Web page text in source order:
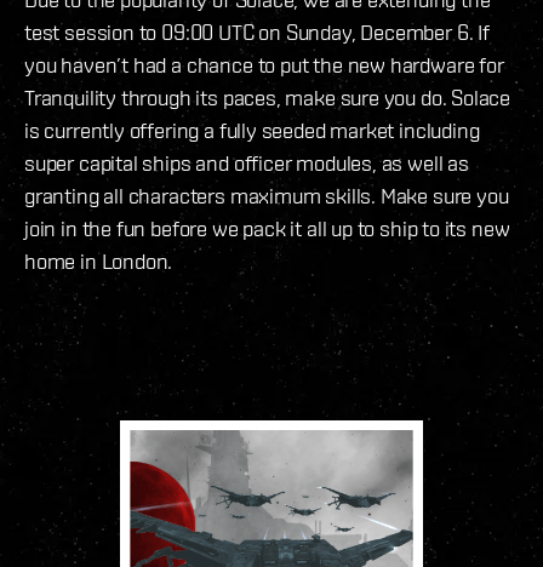
test session to 09:00 UTC on Sunday, December 6. If
you haven’t had a chance to put the new hardware for
Tranquility through its paces, make sure you do. Solace
is currently offering a fully seeded market including
super capital ships and officer modules, as well as
granting all characters maximum skills. Make sure you
join in the fun before we pack it all up to ship to its new
home in London.